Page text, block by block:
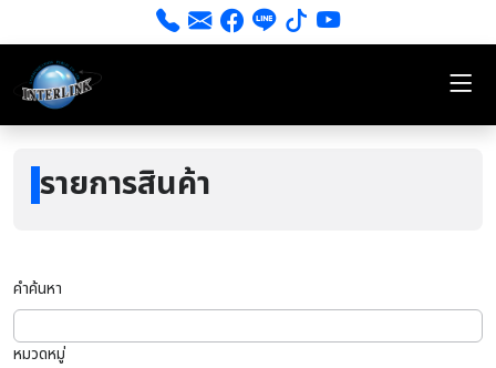
รายการสินค้า
คำค้นหา
หมวดหมู่